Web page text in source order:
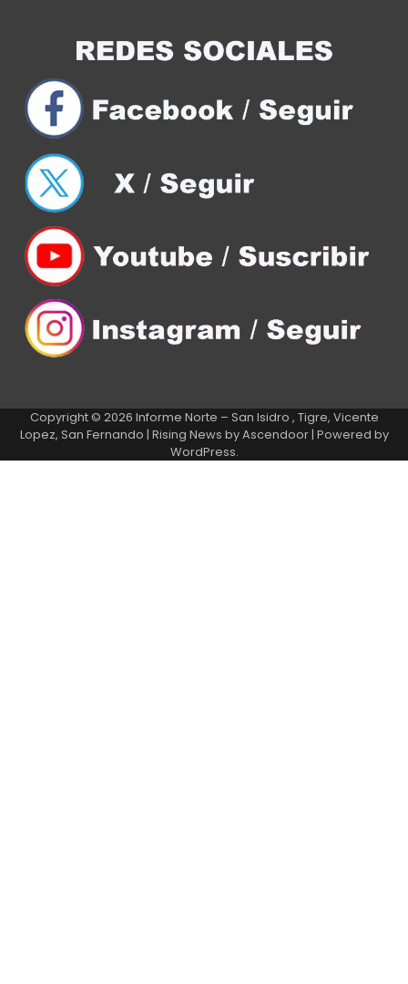
Copyright © 2026 Informe Norte – San Isidro , Tigre, Vicente
Lopez, San Fernando | Rising News byAscendoor| Powered by
WordPress.